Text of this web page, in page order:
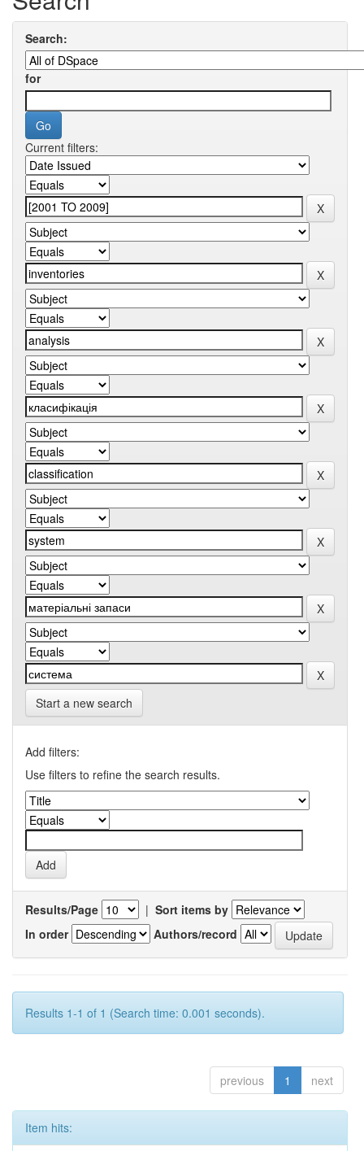
Search:
for
Current filters:
Start a new search
Add filters:
Use filters to refine the search results.
Results/Page | Sort items by
In order
Authors/record
Results 1-1 of 1 (Search time: 0.001 seconds).
previous 1 next
Item hits: